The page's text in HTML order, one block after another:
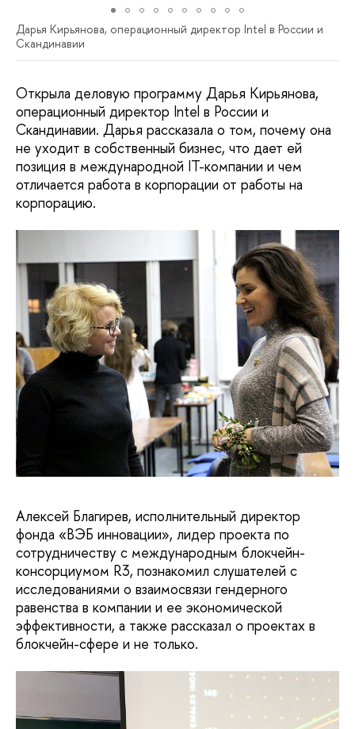
Дарья Кирьянова, операционный директор Intel в России и
Скандинавии
Открыла деловую программу Дарья Кирьянова,
операционный директор Intel в России и
Скандинавии. Дарья рассказала о том, почему она
не уходит в собственный бизнес, что дает ей
позиция в международной IT-компании и чем
отличается работа в корпорации от работы на
корпорацию.
Алексей Благирев, исполнительный директор
фонда «ВЭБ инновации», лидер проекта по
сотрудничеству с международным блокчейн-
консорциумом R3, познакомил слушателей с
исследованиями о взаимосвязи гендерного
равенства в компании и ее экономической
эффективности, а также рассказал о проектах в
блокчейн-сфере и не только.